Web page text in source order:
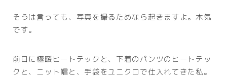
そうは言っても、写真を撮るためなら起きますよ。本気
です。
前日に極暖ヒートテックと、下着のパンツのヒートテッ
クと、ニット帽と、手袋をユニクロで仕入れてきた私。